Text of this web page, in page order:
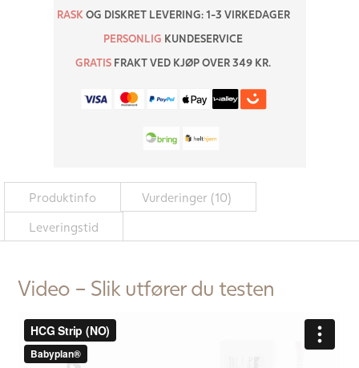
ratings
RASK OG DISKRET LEVERING: 1-3 VIRKEDAGER
PERSONLIG KUNDESERVICE
GRATIS FRAKT VED KJØP OVER 349 KR.
Produktinfo Vurderinger (10)
Leveringstid
Video – Slik utfører du testen